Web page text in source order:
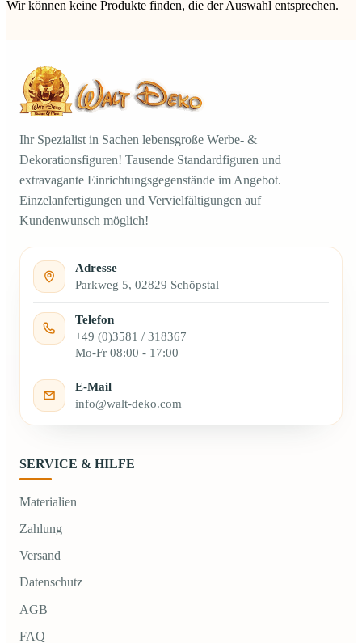
Wir können keine Produkte finden, die der Auswahl entsprechen.
Ihr Spezialist in Sachen lebensgroße Werbe- &
Dekorationsfiguren! Tausende Standardfiguren und
extravagante Einrichtungsgegenstände im Angebot.
Einzelanfertigungen und Vervielfältigungen auf
Kundenwunsch möglich!
Adresse
Parkweg 5, 02829 Schöpstal
Telefon
+49 (0)3581 / 318367
Mo-Fr 08:00 - 17:00
E-Mail
info@walt-deko.com
SERVICE & HILFE
Materialien
Zahlung
Versand
Datenschutz
AGB
FAQ